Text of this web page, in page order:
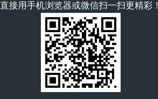
直接用手机浏览器或微信扫一扫更精彩！